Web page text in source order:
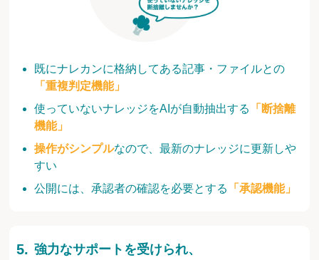
既にナレカンに格納してある記事・ファイルとの
「重複判定機能」
使っていないナレッジをAIが自動抽出する
「断捨離
機能」
操作がシンプルなので、最新のナレッジに更新しや
すい
公開には、承認者の確認を必要とする
「承認機能」
強力なサポートを受けられ、